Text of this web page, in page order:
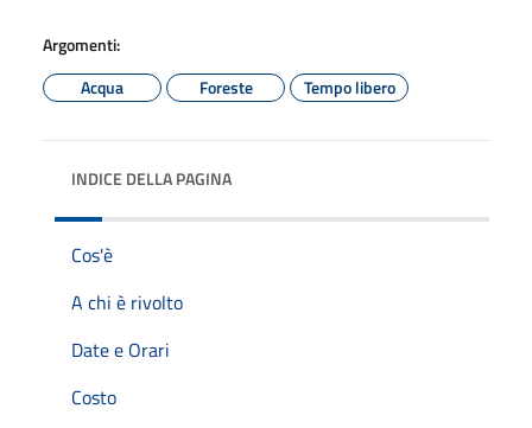
Argomenti:
Acqua
Foreste Tempo libero
INDICE DELLA PAGINA
Cos'è
A chi è rivolto
Date e Orari
Costo